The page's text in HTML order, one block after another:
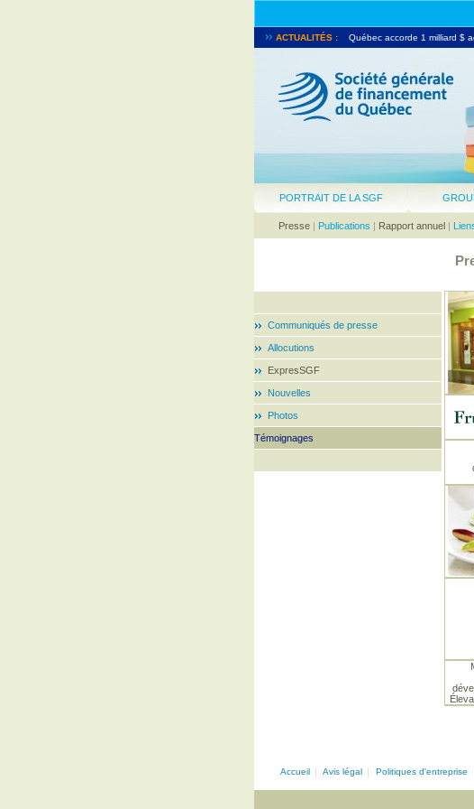
ACTUALITÉS : Pascal Pilon d'Averna
PORTRAIT DE LA SGF
Presse | Publications | Rapport annuel |
Communiqués de presse
Allocutions
ExpresSGF
Nouvelles
Photos
Témoignages
Accueil | Avis légal | Politiques d'entreprise